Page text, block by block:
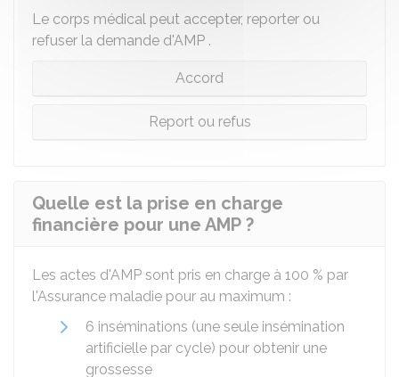
Le corps médical peut accepter, reporter ou
refuser la demande d'AMP .
Accord
Report ou refus
Quelle est la prise en charge
financière pour une AMP ?
Les actes d'AMP sont pris en charge à 100 % par
l'Assurance maladie pour au maximum :
6 inséminations (une seule insémination
artificielle par cycle) pour obtenir une
grossesse